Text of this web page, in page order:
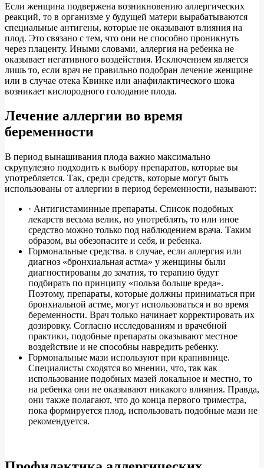
Если женщина подвержена возникновению аллергических
реакций, то в организме у будущей матери вырабатываются
специальные антигены, которые не оказывают влияния на
плод. Это связано с тем, что они не способно проникнуть
через плаценту. Иными словами, аллергия на ребенка не
оказывает негативного воздействия. Исключением является
лишь то, если врач не правильно подобран лечение женщине
или в случае отека Квинке или анафилактического шока
возникает кислородного голодание плода.
Лечение аллергии во время
беременности
В период вынашивания плода важно максимально
скрупулезно подходить к выбору препаратов, которые вы
употребляется. Так, среди средств, которые могут быть
использованы от аллергии в период беременности, называют:
· Антигистаминные препараты. Список подобных
лекарств весьма велик, но употреблять, то или иное
средство можно только под наблюдением врача. Таким
образом, вы обезопасите и себя, и ребенка.
Гормональные средства. в случае, если аллергия или
диагноз «бронхиальная астма» у женщины были
диагностированы до зачатия, то терапию будут
подбирать по принципу «польза больше вреда».
Поэтому, препараты, которые должны приниматься при
бронхиальной астме, могут использоваться и во время
беременности. Врач только начинает корректировать их
дозировку. Согласно исследованиям и врачебной
практики, подобные препараты оказывают местное
воздействие и не способны навредить ребенку.
Гормональные мази используют при крапивнице.
Специалисты сходятся во мнении, что, так как
использование подобных мазей локальное и местно, то
на ребенка они не оказывают никакого влияния. Правда,
они также полагают, что до конца первого триместра,
пока формируется плод, использовать подобные мази не
рекомендуется.